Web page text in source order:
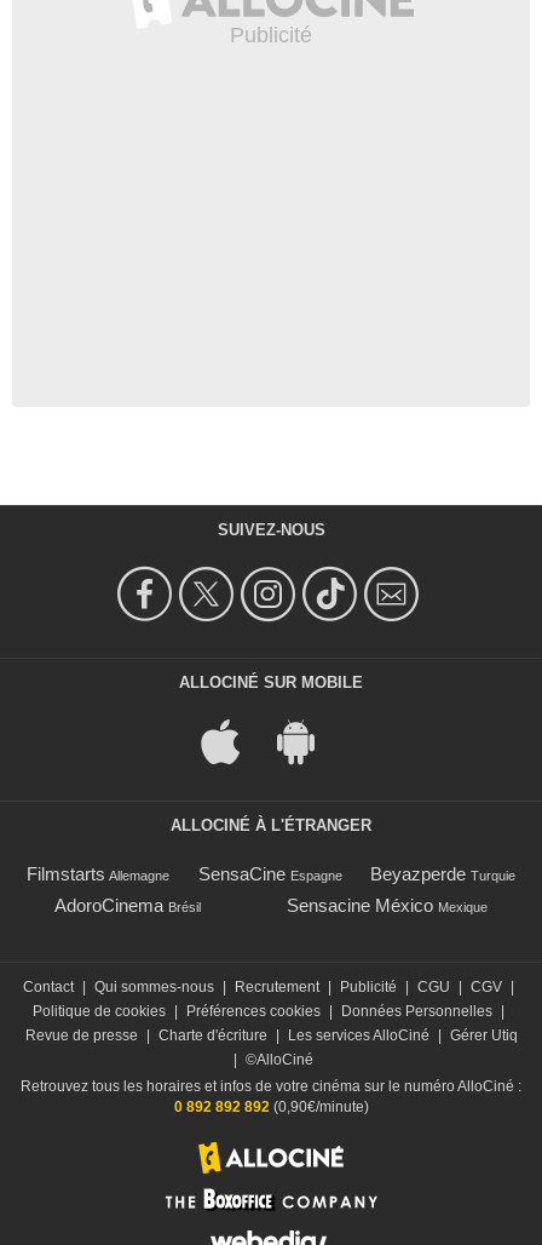
SUIVEZ-NOUS
ALLOCINÉ SUR MOBILE
ALLOCINÉ À L'ÉTRANGER
Filmstarts Allemagne SensaCine Espagne Beyazperde Turquie
AdoroCinema Brésil Sensacine México Mexique
Contact Qui sommes-nous Recrutement Publicité CGU CGV
Politique de cookies
Préférences cookies Données Personnelles
Revue de presse
Charte d'écriture Les services AlloCiné
Gérer Utiq
©AlloCiné
Retrouvez tous les horaires et infos de votre cinéma sur le numéro AlloCiné :
0 892 892 892(0,90€/minute)